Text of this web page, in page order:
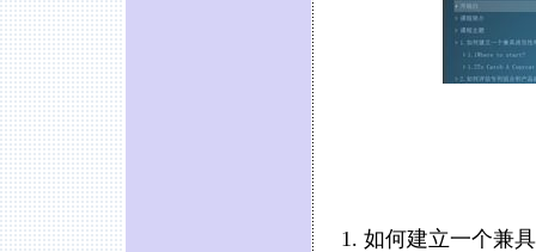
1. 如何建立一个兼